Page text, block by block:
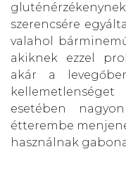
szerencsére
valahol
akiknek ezzel
akár a
esetében
étterembe
használnak